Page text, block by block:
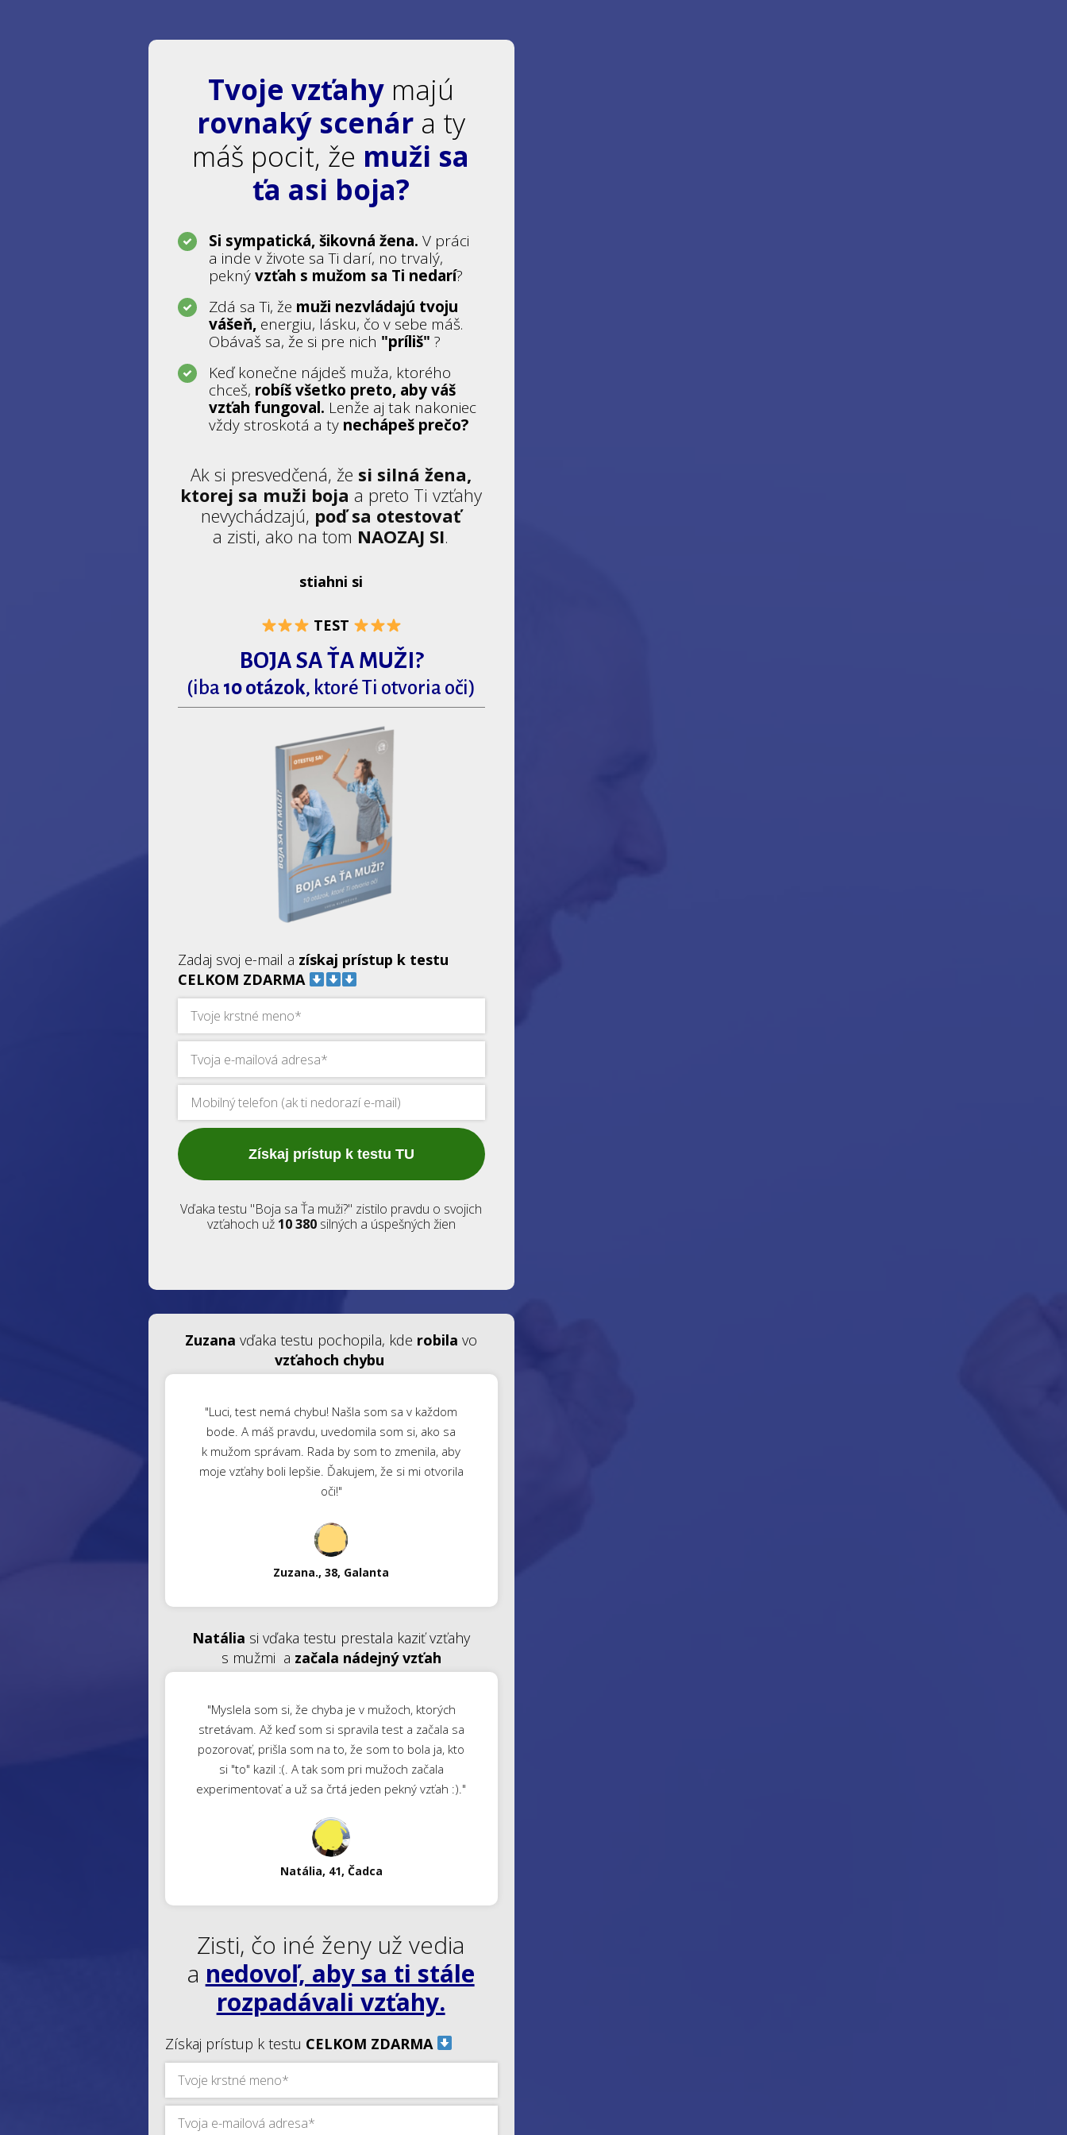
Tvoje vzťahy majú
rovnaký scenára ty
máš pocit, že muži sa
ťa asi boja?
Si sympatická, šikovná žena. V práci
a inde v živote sa Ti darí, no trvalý,
peknývzťah s mužom sa Ti nedarí?
Zdá sa Ti, že muži nezvládajú tvoju
vášeň, energiu, lásku, čo v sebe máš.
Obávaš sa, že si pre nich "príliš" ?
Keď konečne nájdeš muža, ktorého
chceš, robíš všetko preto, aby váš
vzťah fungoval. Lenže aj tak nakoniec
vždy stroskotá a ty nechápeš prečo?
Ak si presvedčená, že si silná žena,
ktorej sa muži boja a preto Ti vzťahy
nevychádzajú, poď sa otestovať
a zisti, ako na tom NAOZAJ SI.
stiahni si
TEST
BOJA SA ŤA MUŽI?
(iba10 otázok, ktoré Ti otvoria oči)
Zadaj svoj e-mail a získaj prístup k testu
CELKOM ZDARMA
Získaj prístup k testu TU
Vďaka testu "Boja sa Ťa muži?" zistilo pravdu o svojich
vzťahoch už 10 380 silných a úspešných žien
Zuzana vďaka testu pochopila, kde robila vo
vzťahoch chybu
"Luci, test nemá chybu! Našla som sa v každom
bode. A máš pravdu, uvedomila som si, ako sa
k mužom správam. Rada by som to zmenila, aby
moje vzťahy boli lepšie. Ďakujem, že si mi otvorila
oči!"
Zuzana., 38, Galanta
Natália si vďaka testu prestala kaziť vzťahy
s mužmi a začala nádejný vzťah
"Myslela som si, že chyba je v mužoch, ktorých
stretávam. Až keď som si spravila test a začala sa
pozorovať, prišla som na to, že som to bola ja, kto
si "to" kazil :(. A tak som pri mužoch začala
experimentovať a už sa črtá jeden pekný vzťah :)."
Natália, 41, Čadca
Zisti, čo iné ženy už vedia
a nedovoľ, aby sa ti stále
rozpadávali vzťahy.
Získaj prístup k testu CELKOM ZDARMA